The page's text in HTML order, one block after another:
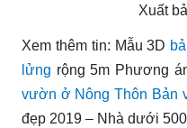
Xuất
Xem thêm tin: Mẫu 3D
lửng rộng 5m Phương
vườn ở Nông Thôn Bản
đẹp 2019 – Nhà dưới